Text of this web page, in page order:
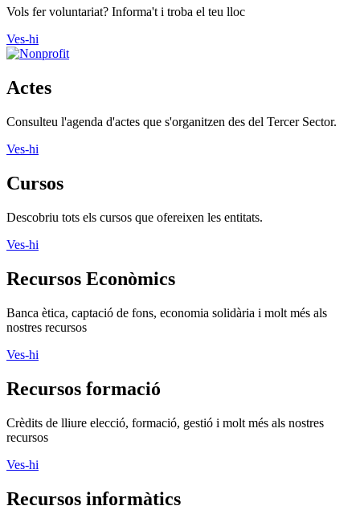
Vols fer voluntariat? Informa't i troba el teu lloc
Ves-hi
Actes
Consulteu l'agenda d'actes que s'organitzen des del Tercer Sector.
Ves-hi
Cursos
Descobriu tots els cursos que ofereixen les entitats.
Ves-hi
Recursos Econòmics
Banca ètica, captació de fons, economia solidària i molt més als
nostres recursos
Ves-hi
Recursos formació
Crèdits de lliure elecció, formació, gestió i molt més als nostres
recursos
Ves-hi
Recursos informàtics